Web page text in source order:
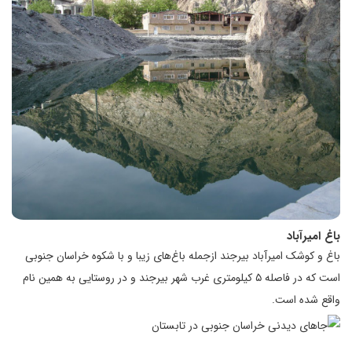
باغ امیرآباد
باغ و کوشک امیرآباد بیرجند ازجمله باغ‌های زیبا و با شکوه خراسان جنوبی
است که در فاصله ۵ کیلومتری غرب شهر بیرجند و در روستایی به همین نام
واقع شده است.